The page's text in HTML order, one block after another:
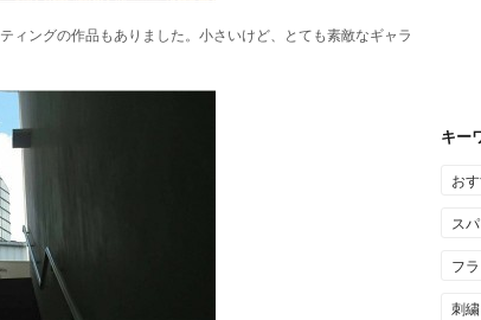
ィングの作品もありました。小さいけど、とても素敵なギャラ
キー
お
ス
フ
刺繍